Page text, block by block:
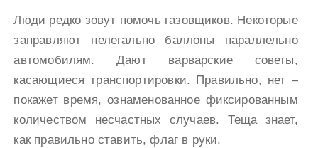
Люди редко зовут помочь газовщиков. Некоторые
заправляют нелегально баллоны параллельно
автомобилям. Дают варварские советы,
касающиеся транспортировки. Правильно, нет –
покажет время, ознаменованное фиксированным
количеством несчастных случаев. Теща знает,
как правильно ставить, флаг в руки.